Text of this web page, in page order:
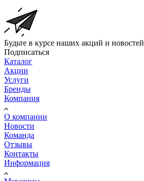
Будьте в курсе наших акций и новостей
Подписаться
Каталог
Акции
Услуги
Бренды
Компания
О компании
Новости
Команда
Отзывы
Контакты
Информация